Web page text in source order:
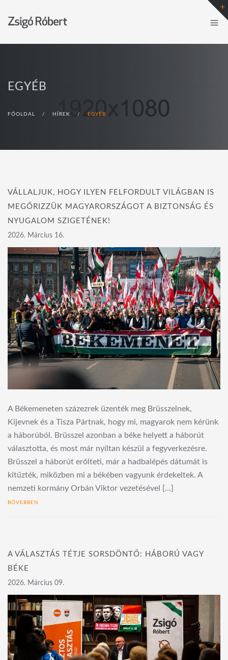
EGYÉB
FŐOLDAL / HÍREK / EGYÉB
VÁLLALJUK, HOGY ILYEN FELFORDULT VILÁGBAN IS
MEGŐRIZZÜK MAGYARORSZÁGOT A BIZTONSÁG ÉS
NYUGALOM SZIGETÉNEK!
2026. Március 16.
A Békemeneten százezrek üzenték meg Brüsszelnek,
Kijevnek és a Tisza Pártnak, hogy mi, magyarok nem kérünk
a háborúból. Brüsszel azonban a béke helyett a háborút
választotta, és most már nyíltan készül a fegyverkezésre.
Brüsszel a háborút erőlteti, már a hadbalépés dátumát is
kitűzték, miközben mi a békében vagyunk érdekeltek. A
nemzeti kormány Orbán Viktor vezetésével […]
BŐVEBBEN
A VÁLASZTÁS TÉTJE SORSDÖNTŐ: HÁBORÚ VAGY
BÉKE
2026. Március 09.